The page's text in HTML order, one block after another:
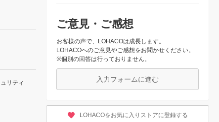
ご意見・ご感想
お客様の声で、LOHACOは成長します。
LOHACOへのご意見やご感想をお聞かせください。
※個別の回答は行っておりません。
入力フォームに進む
LOHACOをお気に入りストアに登録する
リティ